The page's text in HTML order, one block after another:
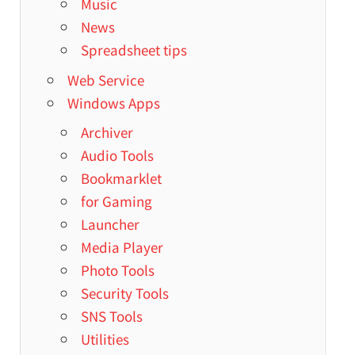
News
Spreadsheet tips
Web Service
Windows Apps
Archiver
Audio Tools
Bookmarklet
for Gaming
Launcher
Media Player
Photo Tools
Security Tools
SNS Tools
Utilities